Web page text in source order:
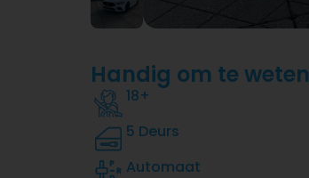
Handig om te weten
18+
5 Deurs
Automaat